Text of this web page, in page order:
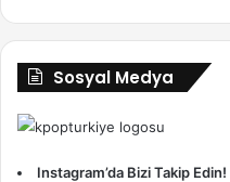
Sosyal Medya
Instagram’da Bizi Takip Edin!